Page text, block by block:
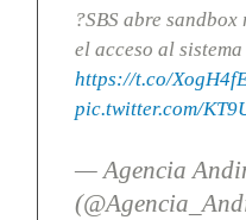
?SBS abre
el acceso al
https://t.co/
pic.twitter.com/
— Agencia